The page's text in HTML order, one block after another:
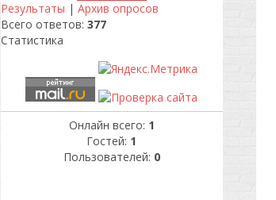
Результаты | Архив опросов
Всего ответов: 377
Статистика
Онлайн всего: 1
Гостей: 1
Пользователей: 0